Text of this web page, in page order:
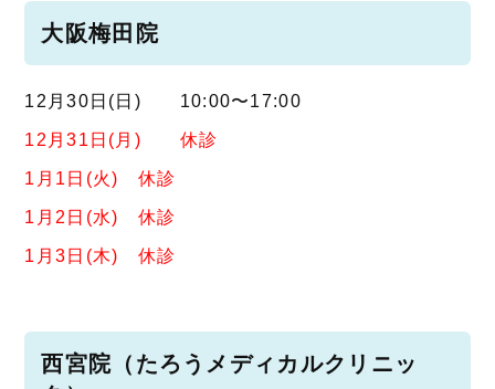
大阪梅田院
12月30日(日) 10:00〜17:00
12月31日(月) 休診
1月1日(火) 休診
1月2日(水) 休診
1月3日(木) 休診
西宮院（たろうメディカルクリニッ